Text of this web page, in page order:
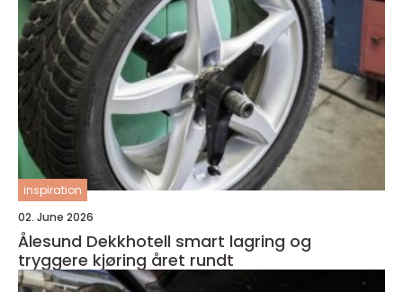
inspiration
02. June 2026
Ålesund Dekkhotell smart lagring og
tryggere kjøring året rundt